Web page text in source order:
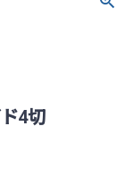
4切